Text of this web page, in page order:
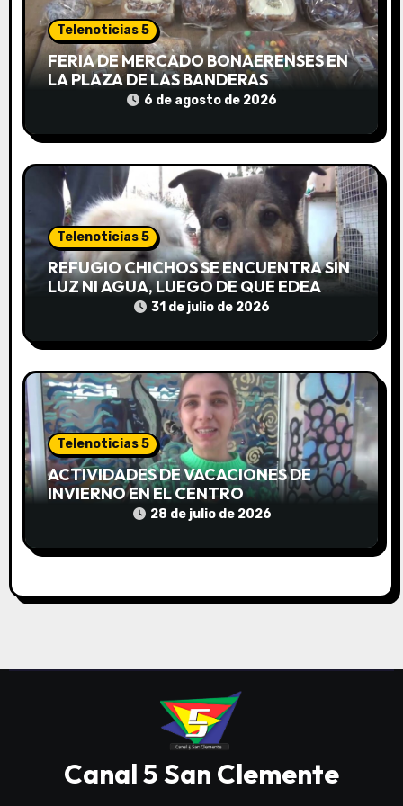
d
e
e
n
t
a
d
s
Telenoticias 5
FERIA DE MERCADO BONAERENSES EN
LA PLAZA DE LAS BANDERAS
6 de agosto de 2026
Telenoticias 5
REFUGIO CHICHOS SE ENCUENTRA SIN
LUZ NI AGUA, LUEGO DE QUE EDEA
CORTARA EL SUMINISTRO SIN AVISO
31 de julio de 2026
Telenoticias 5
ACTIVIDADES DE VACACIONES DE
INVIERNO EN EL CENTRO
COMUNITARIO EL TALA
28 de julio de 2026
Canal 5 San Clemente